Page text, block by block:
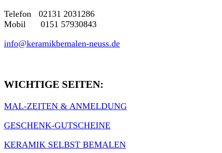
Telefon 02131 2031286
Mobil 0151 57930843
info@keramikbemalen-neuss.de
WICHTIGE SEITEN:
MAL-ZEITEN & ANMELDUNG
GESCHENK-GUTSCHEINE
KERAMIK SELBST BEMALEN